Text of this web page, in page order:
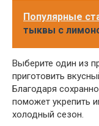
Популярные
тыквы с
Выберите один из
приготовить
Благодаря
поможет укрепить
холодный сезон.